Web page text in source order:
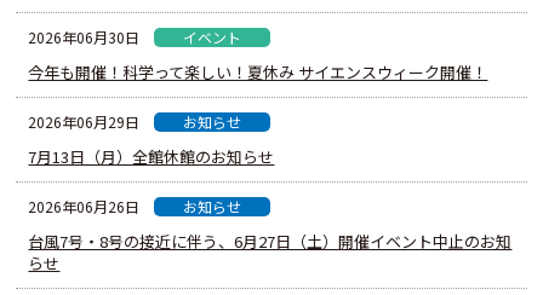
2026年06月30日 イベント
今年も開催！科学って楽しい！夏休み サイエンスウィーク開催！
2026年06月29日 お知らせ
7月13日（月）全館休館のお知らせ
2026年06月26日 お知らせ
台風7号・8号の接近に伴う、6月27日（土）開催イベント中止のお知
らせ